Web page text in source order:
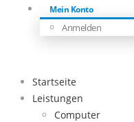
Mein Konto
Anmelden
Startseite
Leistungen
Computer